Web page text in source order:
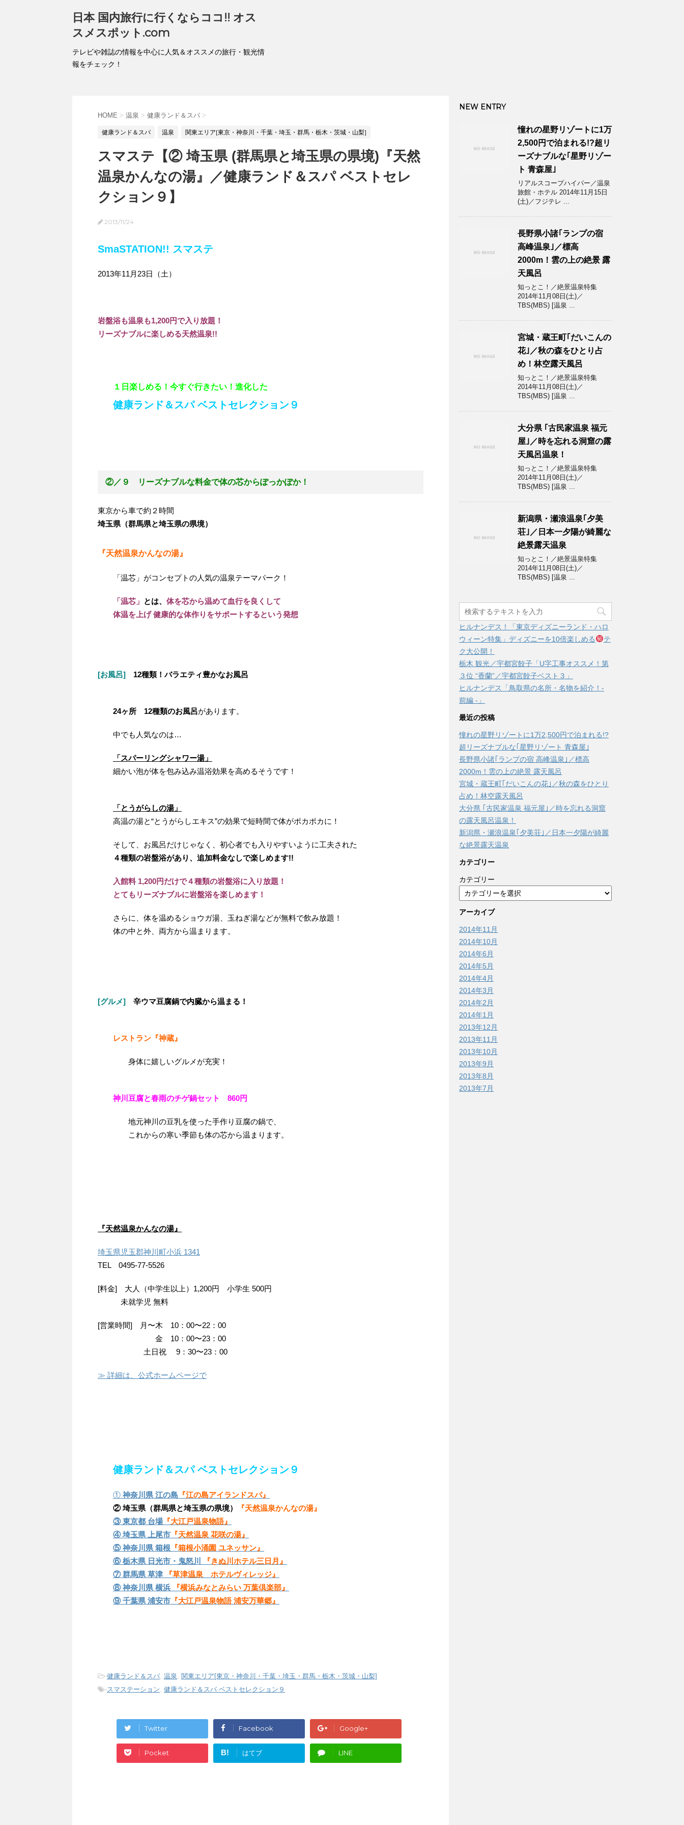
日本 国内旅行に行くならココ!! オス
スメスポット.com
テレビや雑誌の情報を中心に人気＆オススメの旅行・観光情
報をチェック！
HOME > 温泉 > 健康ランド＆スパ >
健康ランド＆スパ 温泉 関東エリア[東京・神奈川・千葉・埼玉・群馬・栃木・茨城・山梨]
スマステ【② 埼玉県 (群馬県と埼玉県の県境)『天然
温泉かんなの湯』／健康ランド＆スパ ベストセレ
クション９】
2013/11/24
SmaSTATION!! スマステ
2013年11月23日（土）
岩盤浴も温泉も1,200円で入り放題！
リーズナブルに楽しめる天然温泉!!
１日楽しめる！今すぐ行きたい！進化した
健康ランド＆スパ ベストセレクション９
②／９ リーズナブルな料金で体の芯からぽっかぽか！
東京から車で約２時間
埼玉県（群馬県と埼玉県の県境）
『天然温泉かんなの湯』
「温芯」がコンセプトの人気の温泉テーマパーク！
「温芯」 とは、 体を芯から温めて血行を良くして
体温を上げ 健康的な体作りをサポートするという発想
[お風呂] 12種類！バラエティ豊かなお風呂
24ヶ所 12種類のお風呂があります。
中でも人気なのは…
「スパーリングシャワー湯」
細かい泡が体を包み込み温浴効果を高めるそうです！
「とうがらしの湯」
高温の湯と“とうがらしエキス”の効果で短時間で体がポカポカに！
そして、お風呂だけじゃなく、初心者でも入りやすいように工夫された
４種類の岩盤浴があり、 追加料金なしで楽しめます!!
入館料 1,200円だけで４種類の岩盤浴に入り放題！
とてもリーズナブルに岩盤浴を楽しめます！
さらに、体を温めるショウガ湯、玉ねぎ湯などが無料で飲み放題！
体の中と外、両方から温まります。
[グルメ] 辛ウマ豆腐鍋で内臓から温まる！
レストラン『神蔵』
身体に嬉しいグルメが充実！
神川豆腐と春雨のチゲ鍋セット 860円
地元神川の豆乳を使った手作り豆腐の鍋で、
これからの寒い季節も体の芯から温まります。
『天然温泉かんなの湯』
埼玉県児玉郡神川町小浜 1341
TEL 0495-77-5526
[料金] 大人（中学生以上）1,200円 小学生 500円
未就学児 無料
[営業時間] 月〜木 10：00〜22：00
金 10：00〜23：00
土日祝 9：30〜23：00
≫ 詳細は、公式ホームページで
健康ランド＆スパ ベストセレクション９
① 神奈川県 江の島 『江の島アイランドスパ』
②埼玉県（群馬県と埼玉県の県境）
『天然温泉かんなの湯』
③ 東京都 台場 『大江戸温泉物語』
④埼玉県 上尾市 『天然温泉 花咲の湯』
⑤神奈川県 箱根 『箱根小涌園 ユネッサン』
⑥栃木県 日光市・鬼怒川
『きぬ川ホテル三日月』
⑦群馬県 草津
『草津温泉 ホテルヴィレッジ』
⑧神奈川県 横浜
『横浜みなとみらい 万葉倶楽部』
⑨千葉県 浦安市 『大江戸温泉物語 浦安万華郷』
-健康ランド＆スパ 温泉 関東エリア[東京・神奈川・千葉・埼玉・群馬・栃木・茨城・山梨]
-スマステーション 健康ランド＆スパ ベストセレクション９
Twitter Facebook Google+
Pocket B! はてブ LINE
NEW ENTRY
憧れの星野リゾートに1万
2,500円で泊まれる!?超リ
ーズナブルな｢星野リゾー
ト 青森屋｣
リアルスコープハイパー／温泉
旅館・ホテル 2014年11月15日
(土)／フジテレ ...
長野県小諸｢ランプの宿
高峰温泉｣／標高
2000m！雲の上の絶景 露
天風呂
知っとこ！／絶景温泉特集
2014年11月08日(土)／
TBS(MBS) [温泉 ...
宮城・蔵王町｢だいこんの
花｣／秋の森をひとり占
め！林空露天風呂
知っとこ！／絶景温泉特集
2014年11月08日(土)／
TBS(MBS) [温泉 ...
大分県 ｢古民家温泉 福元
屋｣／時を忘れる洞窟の露
天風呂温泉！
知っとこ！／絶景温泉特集
2014年11月08日(土)／
TBS(MBS) [温泉 ...
新潟県・瀬浪温泉｢夕美
荘｣／日本一夕陽が綺麗な
絶景露天温泉
知っとこ！／絶景温泉特集
2014年11月08日(土)／
TBS(MBS) [温泉 ...
ヒルナンデス！「東京ディズニーランド・ハロ
ウィーン特集」ディズニーを10倍楽しめる
テ
ク大公開！
栃木 観光／宇都宮餃子「U字工事オススメ！第
３位 “香蘭”／宇都宮餃子ベスト３」
ヒルナンデス「鳥取県の名所・名物を紹介！-
前編 -」
最近の投稿
憧れの星野リゾートに1万2,500円で泊まれる!?
超リーズナブルな｢星野リゾート 青森屋｣
長野県小諸｢ランプの宿 高峰温泉｣／標高
2000m！雲の上の絶景 露天風呂
宮城・蔵王町｢だいこんの花｣／秋の森をひとり
占め！林空露天風呂
大分県 ｢古民家温泉 福元屋｣／時を忘れる洞窟
の露天風呂温泉！
新潟県・瀬浪温泉｢夕美荘｣／日本一夕陽が綺麗
な絶景露天温泉
カテゴリー
カテゴリー
アーカイブ
2014年11月
2014年10月
2014年6月
2014年5月
2014年4月
2014年3月
2014年2月
2014年1月
2013年12月
2013年11月
2013年10月
2013年9月
2013年8月
2013年7月